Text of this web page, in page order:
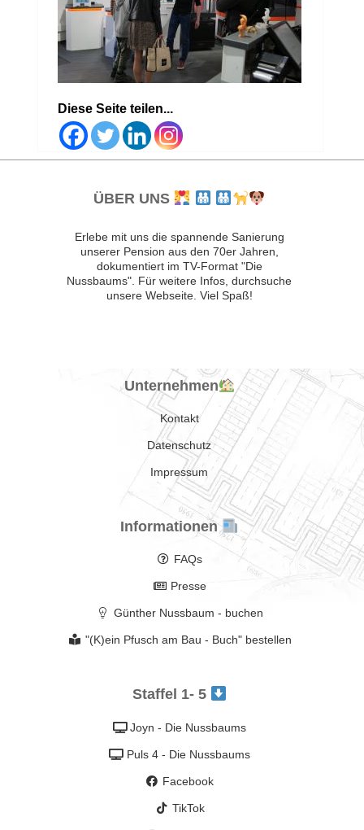
Diese Seite teilen...
ÜBER UNS
Erlebe mit uns die spannende Sanierung
unserer Pension aus den 70er Jahren,
dokumentiert im TV-Format "Die
Nussbaums". Für weitere Infos, durchsuche
unsere Webseite. Viel Spaß!
Unternehmen
Kontakt
Datenschutz
Impressum
Informationen
FAQs
Presse
Günther Nussbaum - buchen
"(K)ein Pfusch am Bau - Buch" bestellen
Staffel 1- 5
Joyn - Die Nussbaums
Puls 4 - Die Nussbaums
Facebook
TikTok